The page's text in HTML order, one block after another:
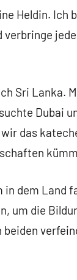
Heldin. Ich
Sri Lanka.
Dubai
das
in dem Land
um die
beiden